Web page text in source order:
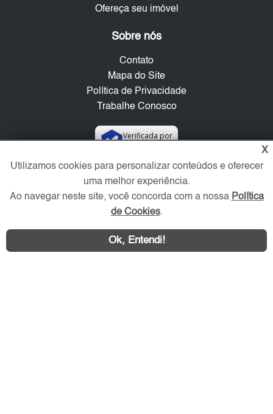
Ofereça seu imóvel
Sobre nós
Contato
Mapa do Site
Política de Privacidade
Trabalhe Conosco
Verificada por
Redes Sociais
X
Utilizamos cookies para personalizar conteúdos e oferecer
uma melhor experiência.
Ao navegar neste site, você concorda com a nossa Política
de Cookies.
Ok, Entendi!